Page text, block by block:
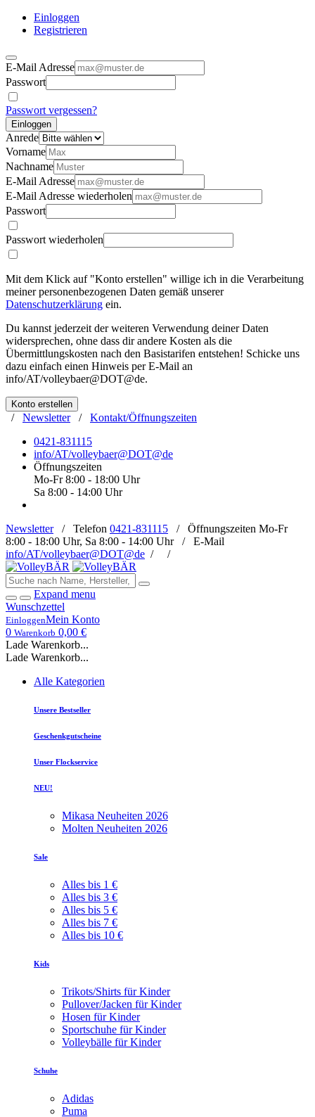
Einloggen
Registrieren
E-Mail Adresse
Passwort
Passwort vergessen?
Einloggen
Anrede
Vorname
Nachname
E-Mail Adresse
E-Mail Adresse wiederholen
Passwort
Passwort wiederholen
Mit dem Klick auf "Konto erstellen" willige ich in die Verarbeitung
meiner personenbezogenen Daten gemäß unserer
Datenschutzerklärung ein.
Du kannst jederzeit der weiteren Verwendung deiner Daten
widersprechen, ohne dass dir andere Kosten als die
Übermittlungskosten nach den Basistarifen entstehen! Schicke uns
dazu einfach einen Hinweis per E-Mail an
info/AT/volleybaer@DOT@de.
Konto erstellen
/ Newsletter/ Kontakt/Öffnungszeiten
0421-831115
info/AT/volleybaer@DOT@de
Öffnungszeiten
Mo-Fr 8:00 - 18:00 Uhr
Sa 8:00 - 14:00 Uhr
Newsletter/ Telefon 0421-831115 / Öffnungszeiten Mo-Fr
8:00 - 18:00 Uhr, Sa 8:00 - 14:00 Uhr / E-Mail
info/AT/volleybaer@DOT@de / /
Expand menu
Wunschzettel
EinloggenMein Konto
0 Warenkorb 0,00 €
Lade Warenkorb...
Lade Warenkorb...
Alle Kategorien
Unsere Bestseller
Geschenkgutscheine
Unser Flockservice
NEU!
Mikasa Neuheiten 2026
Molten Neuheiten 2026
Sale
Alles bis 1 €
Alles bis 3 €
Alles bis 5 €
Alles bis 7 €
Alles bis 10 €
Kids
Trikots/Shirts für Kinder
Pullover/Jacken für Kinder
Hosen für Kinder
Sportschuhe für Kinder
Volleybälle für Kinder
Schuhe
Adidas
Puma